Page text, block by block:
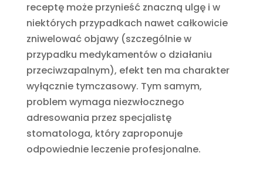
receptę może przynieść znaczną ulgę i w
niektórych przypadkach nawet całkowicie
zniwelować objawy (szczególnie w
przypadku medykamentów o działaniu
przeciwzapalnym), efekt ten ma charakter
wyłącznie tymczasowy. Tym samym,
problem wymaga niezwłocznego
adresowania przez specjalistę
stomatologa, który zaproponuje
odpowiednie leczenie profesjonalne.